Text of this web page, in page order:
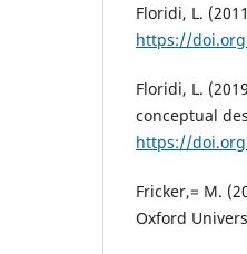
Floridi, L.
https://
Floridi, L.
conceptual
https://
Fricker,= M.
Oxford